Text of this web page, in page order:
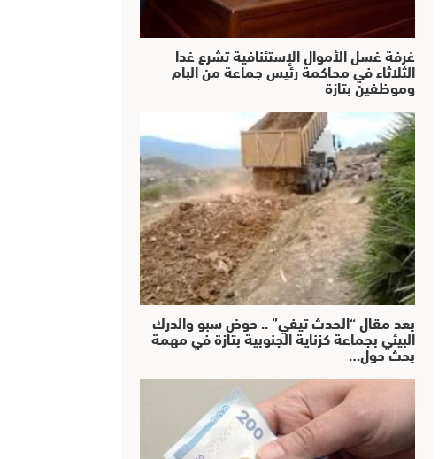
غرفة غسل الأموال الإستئنافية تشرع غدا
الثلاثاء في محاكمة رئيس جماعة من البام
وموظفين بتازة
بعد مقال “الحدث تيفي” .. حوض سبو والدرك
البيئي بجماعة كزناية الجنوبية بتازة في مهمة
بحث حول…